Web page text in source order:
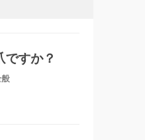
ですか？